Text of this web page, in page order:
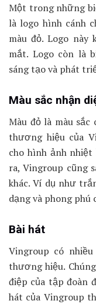
Một trong những
là logo hình cánh
màu đỏ. Logo
mắt. Logo còn là
sáng tạo và phát
Màu sắc nhận
Màu đỏ là màu
thương hiệu của
cho hình ảnh nhiệt
ra, Vingroup cũng
khác. Ví dụ như
dạng và phong phú
Bài hát
Vingroup có
thương hiệu.
điệp của tập đoàn
hát của Vingroup